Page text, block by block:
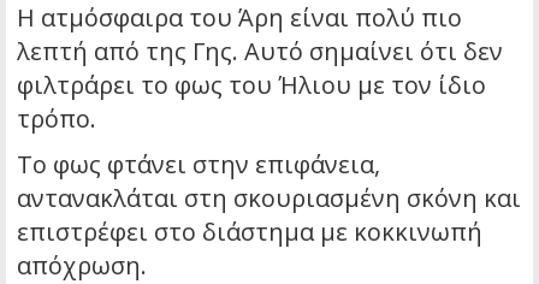
Η ατμόσφαιρα του Άρη είναι πολύ πιο
λεπτή από της Γης. Αυτό σημαίνει ότι δεν
φιλτράρει το φως του Ήλιου με τον ίδιο
τρόπο.
Το φως φτάνει στην επιφάνεια,
αντανακλάται στη σκουριασμένη σκόνη και
επιστρέφει στο διάστημα με κοκκινωπή
απόχρωση.